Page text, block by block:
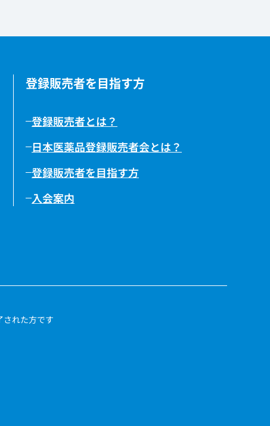
登録販売者を目指す方
登録販売者とは？
日本医薬品登録販売者会とは？
登録販売者を目指す方
入会案内
れた方です